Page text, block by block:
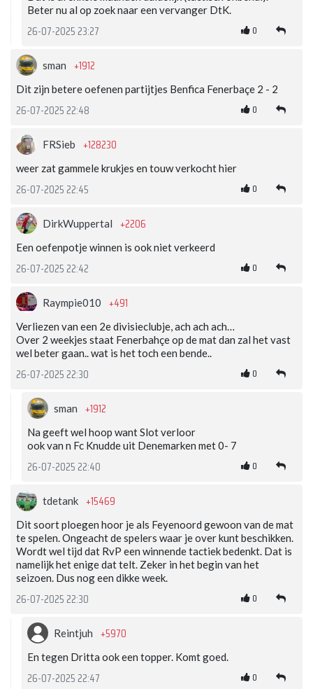
Beter nu al op zoek naar een vervanger DtK.
26-07-2025 23:27 0
sman +1912
Dit zijn betere oefenen partijtjes Benfica Fenerbaçe 2 - 2
26-07-2025 22:48 0
FRSieb +128230
weer zat gammele krukjes en touw verkocht hier
26-07-2025 22:45 0
DirkWuppertal +2206
Een oefenpotje winnen is ook niet verkeerd
26-07-2025 22:42 0
Raympie010 +491
Verliezen van een 2e divisieclubje, ach ach ach…
Over 2 weekjes staat Fenerbahçe op de mat dan zal het vast
wel beter gaan.. wat is het toch een bende..
26-07-2025 22:30 0
sman +1912
Na geeft wel hoop want Slot verloor
ook van n Fc Knudde uit Denemarken met 0- 7
26-07-2025 22:40 0
tdetank +15469
Dit soort ploegen hoor je als Feyenoord gewoon van de mat
te spelen. Ongeacht de spelers waar je over kunt beschikken.
Wordt wel tijd dat RvP een winnende tactiek bedenkt. Dat is
namelijk het enige dat telt. Zeker in het begin van het
seizoen. Dus nog een dikke week.
26-07-2025 22:30 0
Reintjuh +5970
En tegen Dritta ook een topper. Komt goed.
26-07-2025 22:47 0